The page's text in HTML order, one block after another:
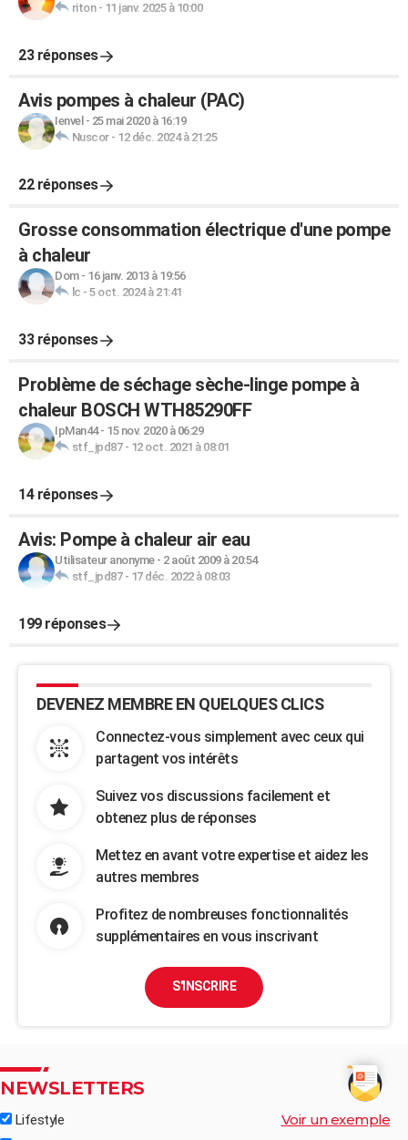
riton- 11 janv. 2025 à 10:00
23 réponses
Avis pompes à chaleur (PAC)
Ienvel - 25 mai 2020 à 16:19
Nuscor- 12 déc. 2024 à 21:25
22 réponses
Grosse consommation électrique d'une pompe
à chaleur
Dom- 16 janv. 2013 à 19:56
lc - 5 oct. 2024 à 21:41
33 réponses
Problème de séchage sèche-linge pompe à
chaleur BOSCH WTH85290FF
IpMan44- 15 nov. 2020 à 06:29
stf_jpd87- 12 oct. 2021 à 08:01
14 réponses
Avis: Pompe à chaleur air eau
Utilisateur anonyme- 2 août 2009 à 20:54
stf_jpd87- 17 déc. 2022 à 08:03
199 réponses
DEVENEZ MEMBRE EN QUELQUES CLICS
Connectez-vous simplement avec ceux qui
partagent vos intérêts
Suivez vos discussions facilement et
obtenez plus de réponses
Mettez en avant votre expertise et aidez les
autres membres
Profitez de nombreuses fonctionnalités
supplémentaires en vous inscrivant
S'INSCRIRE
NEWSLETTERS
Lifestyle Voir un exemple